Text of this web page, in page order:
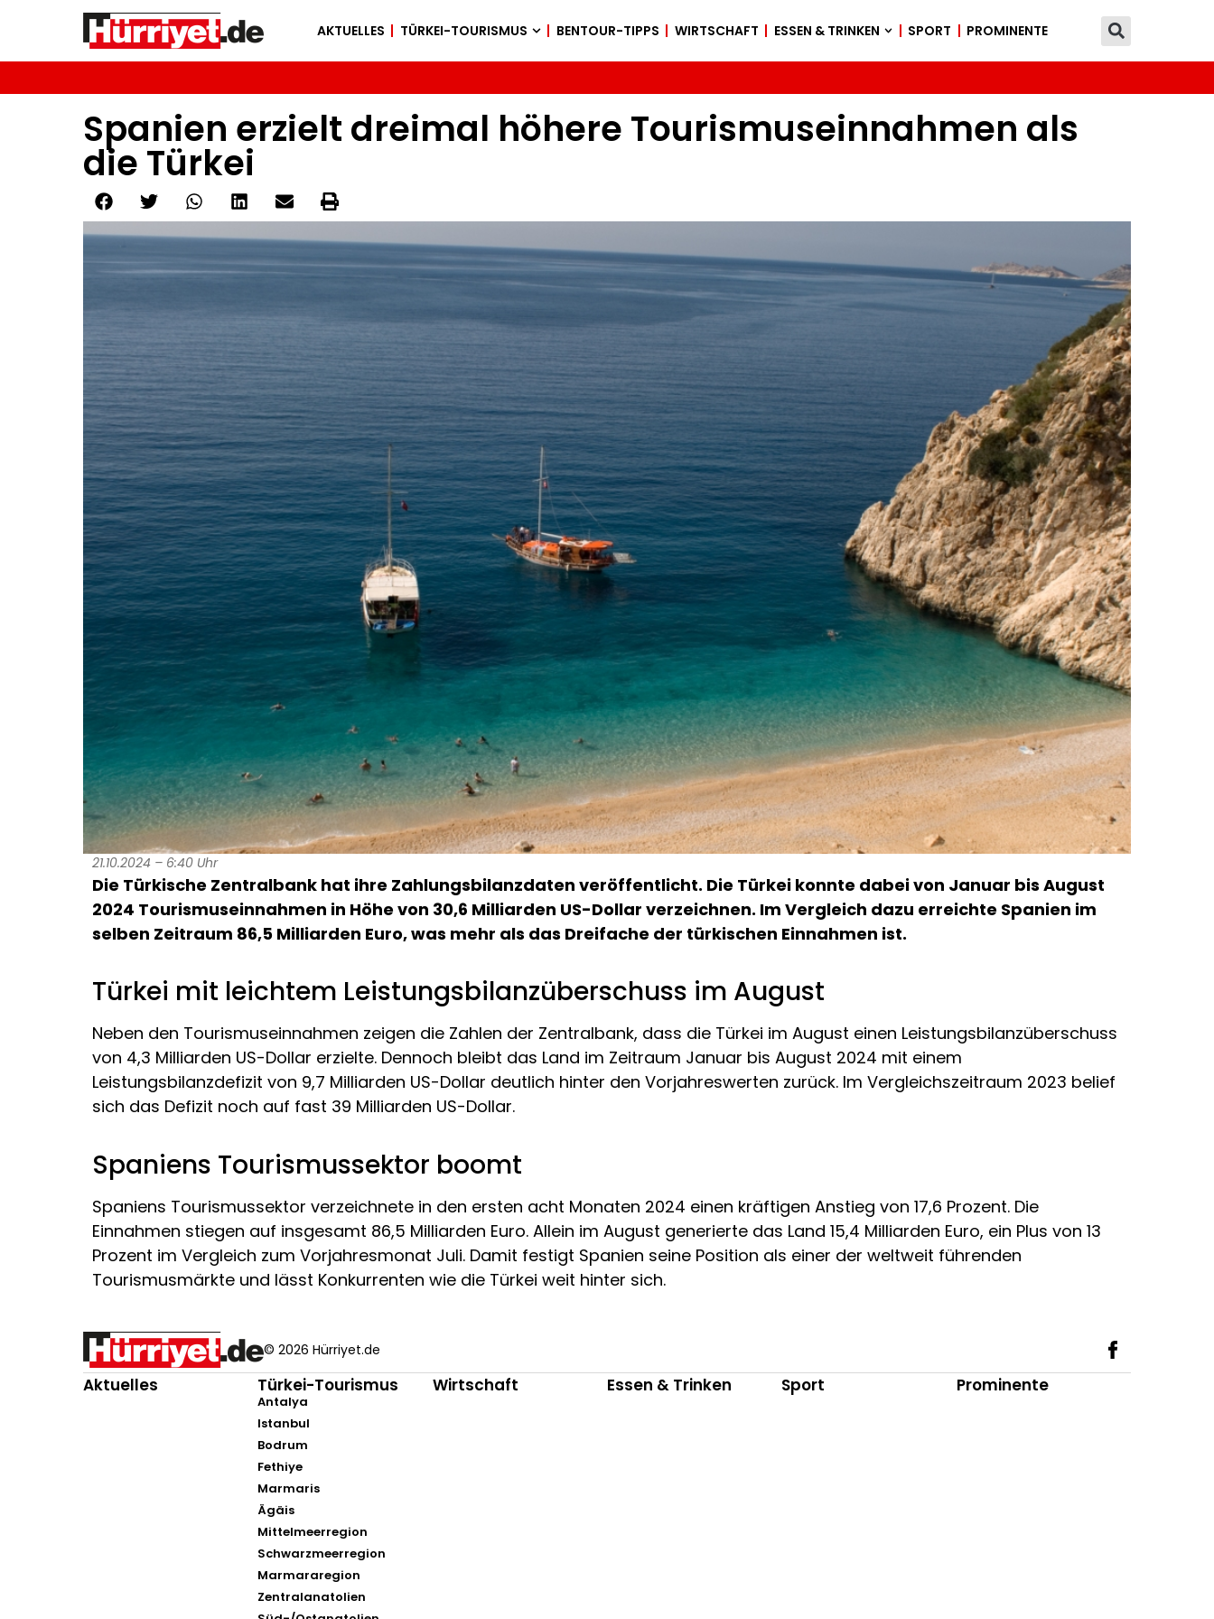
AKTUELLES TÜRKEI-TOURISMUS BENTOUR-TIPPS WIRTSCHAFT ESSEN & TRINKEN SPORT PROMINENTE
Spanien erzielt dreimal höhere Tourismuseinnahmen als
die Türkei
21.10.2024 – 6:40 Uhr
Die Türkische Zentralbank hat ihre Zahlungsbilanzdaten veröffentlicht. Die Türkei konnte dabei von Januar bis August
2024 Tourismuseinnahmen in Höhe von 30,6 Milliarden US-Dollar verzeichnen. Im Vergleich dazu erreichte Spanien im
selben Zeitraum 86,5 Milliarden Euro, was mehr als das Dreifache der türkischen Einnahmen ist.
Türkei mit leichtem Leistungsbilanzüberschuss im August
Neben den Tourismuseinnahmen zeigen die Zahlen der Zentralbank, dass die Türkei im August einen Leistungsbilanzüberschuss
von 4,3 Milliarden US-Dollar erzielte. Dennoch bleibt das Land im Zeitraum Januar bis August 2024 mit einem
Leistungsbilanzdefizit von 9,7 Milliarden US-Dollar deutlich hinter den Vorjahreswerten zurück. Im Vergleichszeitraum 2023 belief
sich das Defizit noch auf fast 39 Milliarden US-Dollar.
Spaniens Tourismussektor boomt
Spaniens Tourismussektor verzeichnete in den ersten acht Monaten 2024 einen kräftigen Anstieg von 17,6 Prozent. Die
Einnahmen stiegen auf insgesamt 86,5 Milliarden Euro. Allein im August generierte das Land 15,4 Milliarden Euro, ein Plus von 13
Prozent im Vergleich zum Vorjahresmonat Juli. Damit festigt Spanien seine Position als einer der weltweit führenden
Tourismusmärkte und lässt Konkurrenten wie die Türkei weit hinter sich.
© 2026 Hürriyet.de
Aktuelles Türkei-Tourismus
Antalya
Istanbul
Bodrum
Fethiye
Marmaris
Ägäis
Mittelmeerregion
Schwarzmeerregion
Marmararegion
Zentralanatolien
Wirtschaft Essen & Trinken Sport Prominente